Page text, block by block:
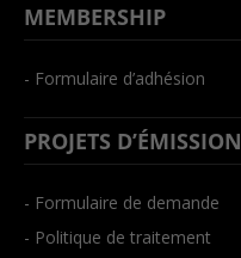
MEMBERSHIP
- Formulaire d’adhésion
PROJETS D’ÉMISSION
- Formulaire de demande
- Politique de traitement